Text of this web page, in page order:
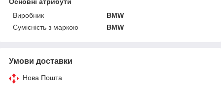
Виробник
BMW
Сумісність з маркою
BMW
Умови доставки
Нова Пошта